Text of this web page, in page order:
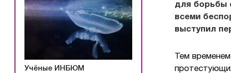
Учёные ИНБЮМ
для борьбы
всеми
выступил
Тем